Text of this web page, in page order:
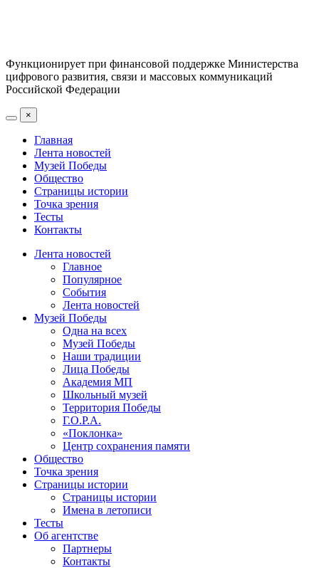
Функционирует при финансовой поддержке Министерства
цифрового развития, связи и массовых коммуникаций
Российской Федерации
×
Главная
Лента новостей
Музей Победы
Общество
Страницы истории
Точка зрения
Тесты
Контакты
Лента новостей
Главное
Популярное
События
Лента новостей
Музей Победы
Одна на всех
Музей Победы
Наши традиции
Лица Победы
Академия МП
Школьный музей
Территория Победы
Г.О.Р.А.
«Поклонка»
Центр сохранения памяти
Общество
Точка зрения
Страницы истории
Страницы истории
Имена в летописи
Тесты
Об агентстве
Партнеры
Контакты